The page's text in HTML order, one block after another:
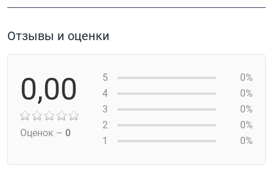
Отзывы и оценки
0,00
Оценок – 0
5
0%
4
0%
3
0%
2
0%
1
0%